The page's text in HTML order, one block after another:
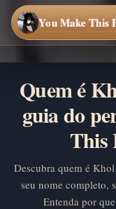
You Make This House
Quem é
guia do
This
Descubra quem é
seu nome completo,
Entenda por